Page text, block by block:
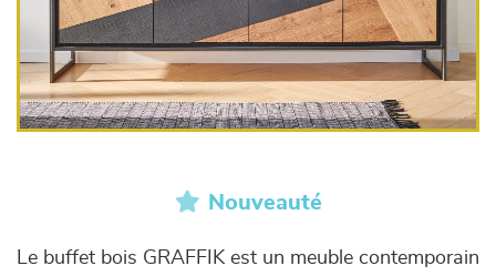
Nouveauté
Le buffet bois GRAFFIK est un meuble contemporain